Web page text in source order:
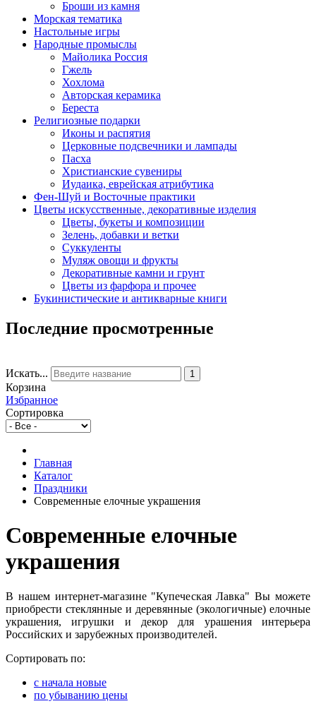
Броши из камня
Морская тематика
Настольные игры
Народные промыслы
Майолика Россия
Гжель
Хохлома
Авторская керамика
Береста
Религиозные подарки
Иконы и распятия
Церковные подсвечники и лампады
Пасха
Христианские сувениры
Иудаика, еврейская атрибутика
Фен-Шуй и Восточные практики
Цветы искусственные, декоративные изделия
Цветы, букеты и композиции
Зелень, добавки и ветки
Суккуленты
Муляж овощи и фрукты
Декоративные камни и грунт
Цветы из фарфора и прочее
Букинистические и антикварные книги
Последние просмотренные
Искать... 1
Корзина
Избранное
Сортировка
Главная
Каталог
Праздники
Современные елочные украшения
Современные елочные
украшения
В нашем интернет-магазине "Купеческая Лавка" Вы можете
приобрести стеклянные и деревянные (экологичные) елочные
украшения, игрушки и декор для урашения интерьера
Российских и зарубежных производителей.
Сортировать по:
c начала новые
по убыванию цены